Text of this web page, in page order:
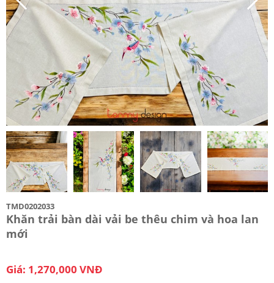
TMD0202033
Khăn trải bàn dài vải be thêu chim và hoa lan
mới
Giá: 1,270,000 VNĐ